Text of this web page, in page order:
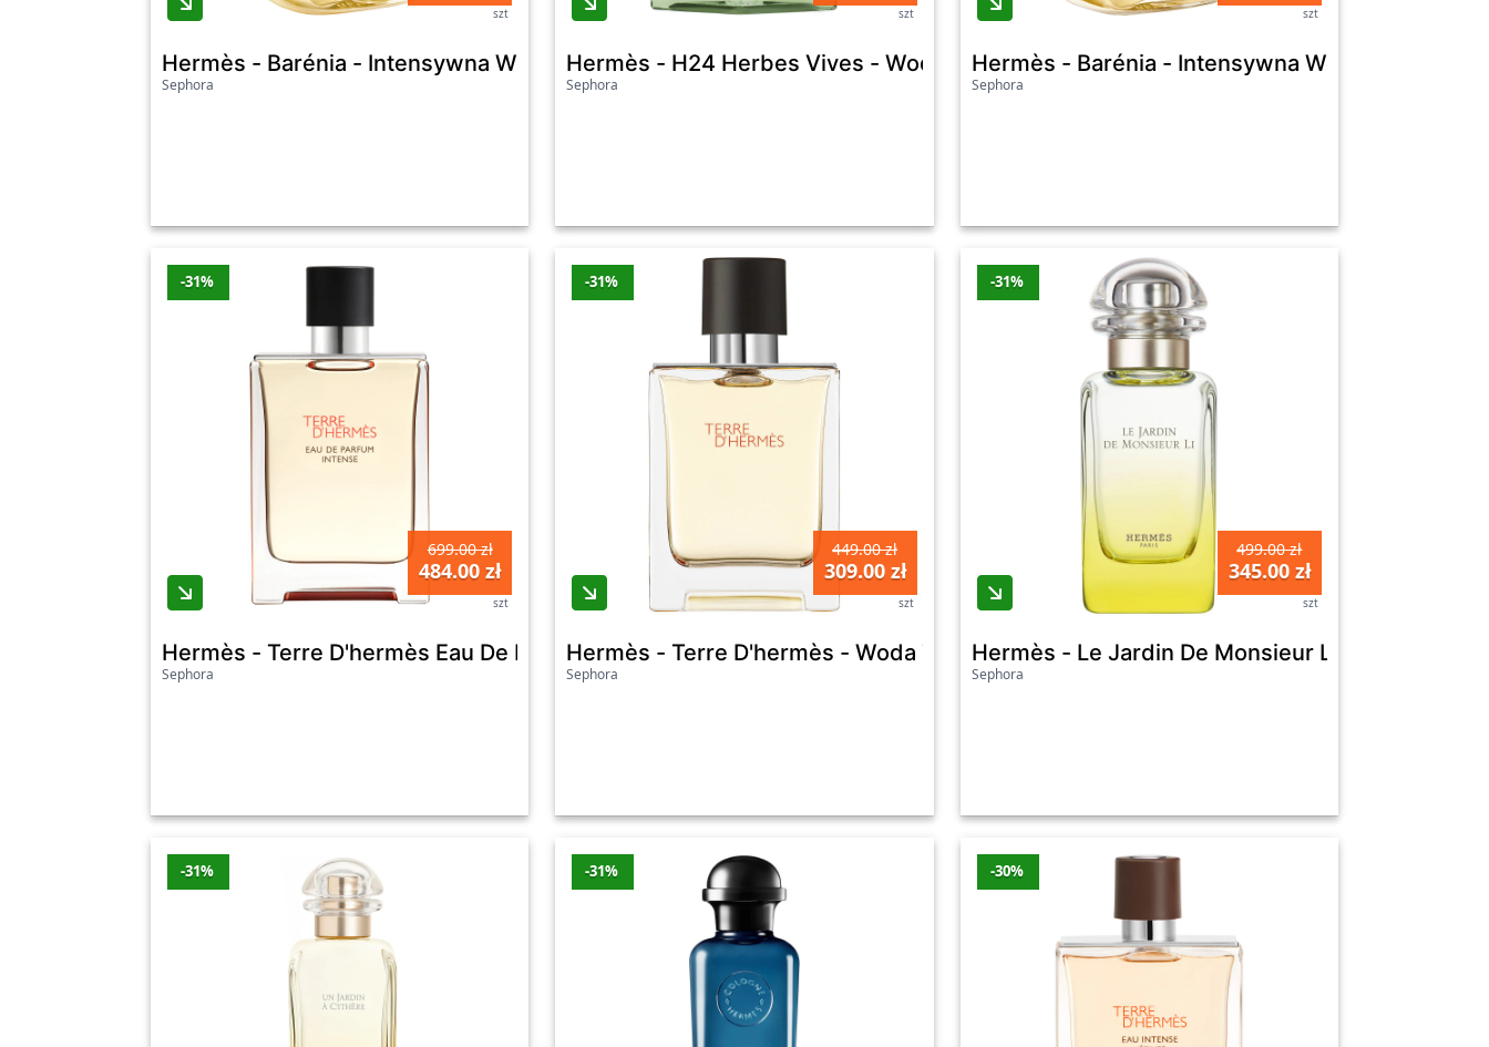
szt
Hermès - Barénia - Intensywna Woda Perfumowana - 30 ml - Dla Kobiet
Sephora
szt
Hermès - H24 Herbes Vives - Woda Perfumowana - H24 Herbes Vives Edp 100ml -
Sephora
szt
Hermès - Barénia - Intensywna Woda
Sephora
-31%
699.00 zł
484.00 zł
szt
Hermès - Terre D'hermès Eau De Parfum Intense - Woda Perfumowana - Terre D'hermes Edpi 100ml - Dla Mężczyzn
Sephora
-31%
449.00 zł
309.00 zł
szt
Hermès - Terre D'hermès - Woda Toaletowa - Atomizer 50 ml - Dla Mężczyzn
Sephora
-31%
499.00 zł
345.00 zł
szt
Hermès - Le Jardin De Monsieur Li - Woda
Sephora
-31% -31% -30%